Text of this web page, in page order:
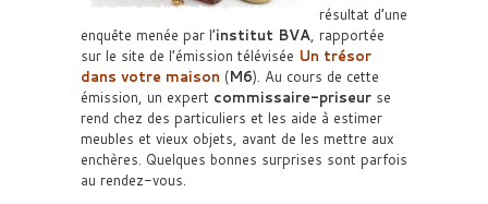
résultat d’une
enquête menée par l’institut BVA, rapportée
sur le site de l’émission télévisée Un trésor
dans votre maison (M6). Au cours de cette
émission, un expert commissaire-priseur se
rend chez des particuliers et les aide à estimer
meubles et vieux objets, avant de les mettre aux
enchères. Quelques bonnes surprises sont parfois
au rendez-vous.